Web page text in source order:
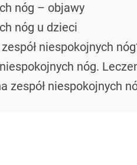
nóg – objawy
nóg u dzieci
niespokojnych
nóg.
zespół niespokojnych